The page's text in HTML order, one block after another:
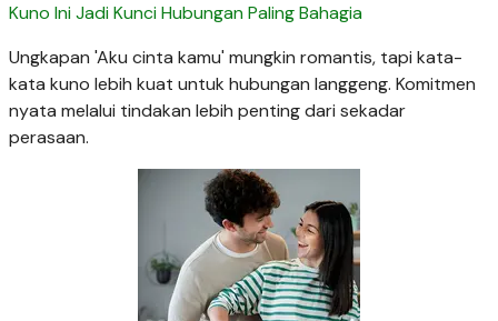
Kuno Ini Jadi Kunci Hubungan Paling Bahagia
Ungkapan 'Aku cinta kamu' mungkin romantis, tapi kata-
kata kuno lebih kuat untuk hubungan langgeng. Komitmen
nyata melalui tindakan lebih penting dari sekadar
perasaan.